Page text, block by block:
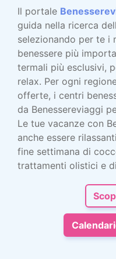
Il portale
guida nella ricerca
selezionando per te i
benessere più
termali più esclusivi,
relax. Per ogni
offerte, i centri
da Benessereviaggi
Le tue vacanze con
anche essere
fine settimana di
trattamenti olistici e